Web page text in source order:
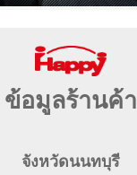
ข้อมูลร้านค้า
จังหวัดนนทบุรี